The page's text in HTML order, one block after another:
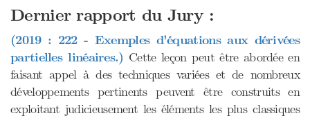
Dernier rapport du Jury :
(2019 : 222 - Exemples d'équations aux dérivées
partielles linéaires.) Cette leçon peut être abordée en
faisant appel à des techniques variées et de nombreux
développements pertinents peuvent être construits en
exploitant judicieusement les éléments les plus classiques